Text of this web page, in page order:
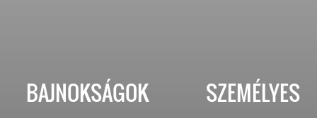
BAJNOKSÁGOK SZEMÉLYES